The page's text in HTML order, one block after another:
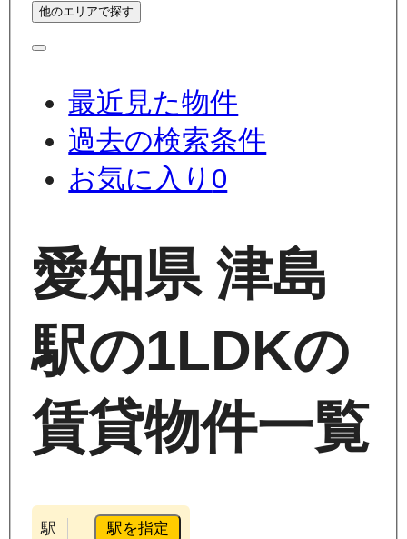
他のエリアで探す
最近見た物件
過去の検索条件
お気に入り 0
愛知県 津島
駅の1LDKの
賃貸物件一覧
駅 駅を指定